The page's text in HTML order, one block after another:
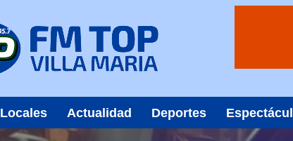
Locales Actualidad Deportes